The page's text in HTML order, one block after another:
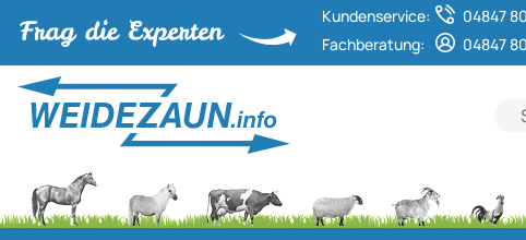
Kundenservice:
04847
Fachberatung:
04847